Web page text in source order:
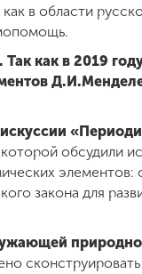
в области
как в 2019
которой обсудили
элементов:
закона для